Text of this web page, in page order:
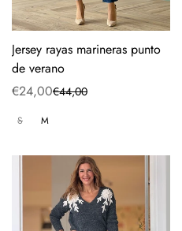
Jersey rayas marineras punto
de verano
Precio
de
€24,00
Precio
regular
€44,00
S M